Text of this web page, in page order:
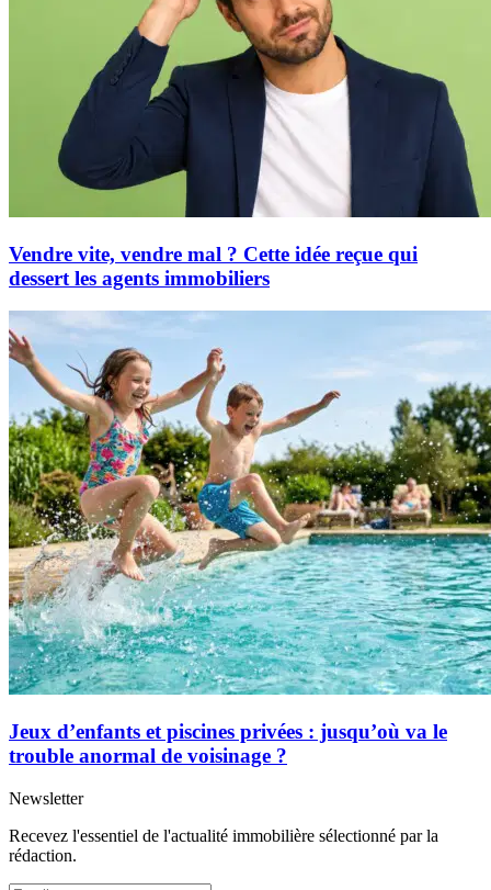
Vendre vite, vendre mal ? Cette idée reçue qui
dessert les agents immobiliers
Jeux d’enfants et piscines privées : jusqu’où va le
trouble anormal de voisinage ?
Newsletter
Recevez l'essentiel de l'actualité immobilière sélectionné par la
rédaction.